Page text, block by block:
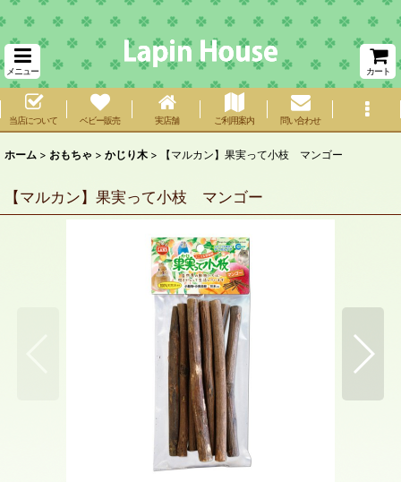
メニュー カート
当店について ベビー販売 実店舗 ご利用案内 問い合わせ
ホーム > おもちゃ > かじり木 > 【マルカン】果実って小枝 マンゴー
【マルカン】果実って小枝 マンゴー